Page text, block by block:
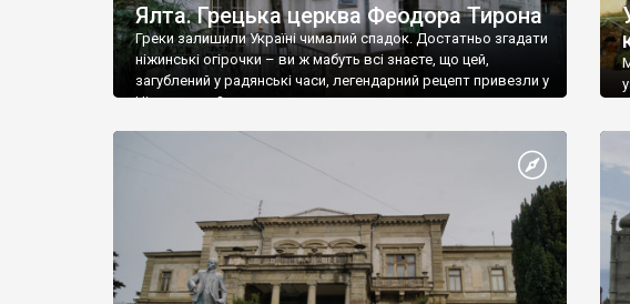
Ялта. Грецька церква Феодора Тирона
Греки залишили Україні чималий спадок. Достатньо згадати
ніжинські огірочки – ви ж мабуть всі знаєте, що цей,
загублений у радянські часи, легендарний рецепт привезли у
Ніжин греки?